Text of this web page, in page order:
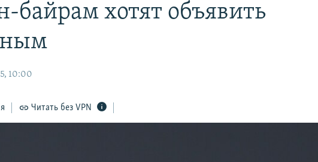
байрам хотят объявить
10:00
Читать без VPN